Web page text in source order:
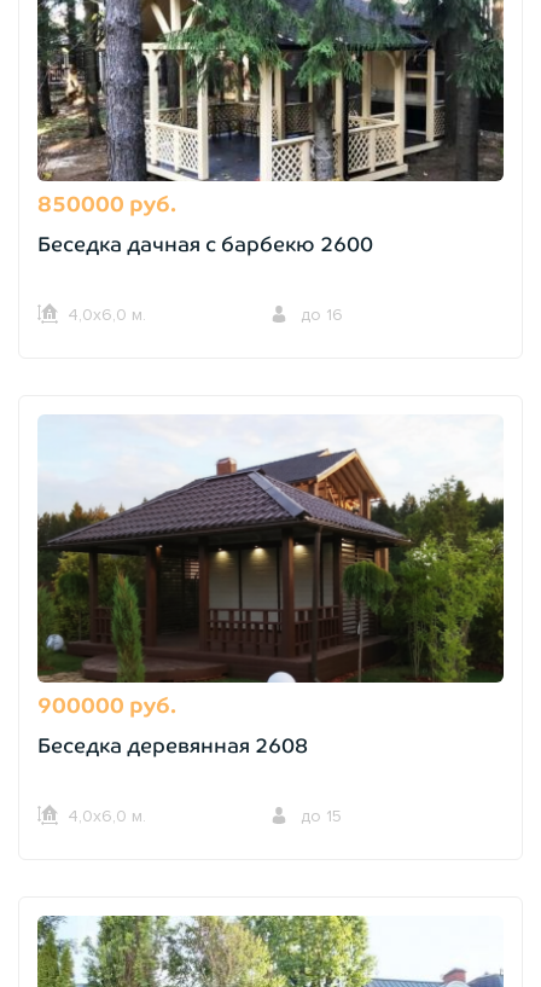
850000 руб.
Беседка дачная с барбекю 2600
4,0х6,0 м. до 16
900000 руб.
Беседка деревянная 2608
4,0х6,0 м. до 15